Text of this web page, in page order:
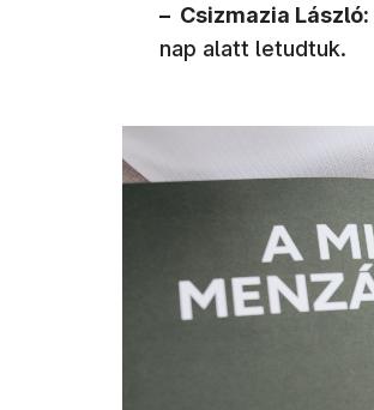
– Csizmazia László:
nap alatt letudtuk.